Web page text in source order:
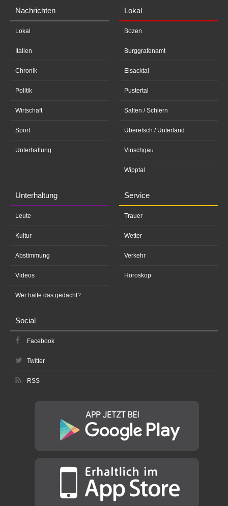
Nachrichten
Lokal
Italien
Chronik
Politik
Wirtschaft
Sport
Unterhaltung
Lokal
Bozen
Burggrafenamt
Eisacktal
Pustertal
Salten / Schlern
Überetsch / Unterland
Vinschgau
Wipptal
Unterhaltung
Leute
Kultur
Abstimmung
Videos
Wer hätte das gedacht?
Service
Trauer
Wetter
Verkehr
Horoskop
Social
Facebook
Twitter
RSS